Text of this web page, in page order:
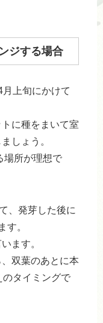
ジする場合
上旬にかけて
に種をまいて室
しょう。
場所が理想で
、発芽した後に
す。
ます。
双葉のあとに本
タイミングで